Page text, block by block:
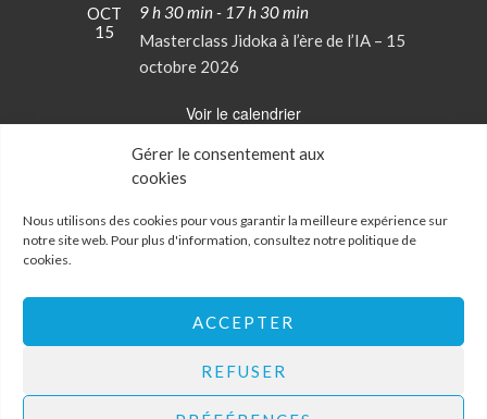
Gérer le consentement aux
cookies
Nous utilisons des cookies pour vous garantir la meilleure expérience sur
notre site web. Pour plus d'information, consultez notrepolitique de
cookies.
ACCEPTER
REFUSER
OCT
15
9 h 30 min- 17 h 30 min
Masterclass Jidoka à l’ère de l’IA – 15
octobre 2026
Voir le calendrier
Politique de confidentialité
Contactez-nous